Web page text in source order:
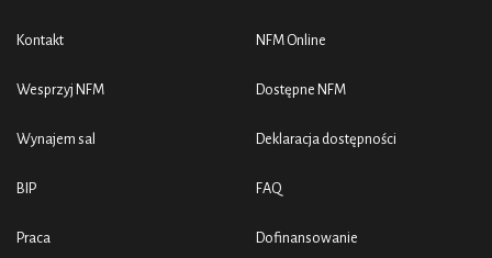
Kontakt
Wesprzyj NFM
Wynajem sal
BIP
Praca
NFM Online
Dostępne NFM
Deklaracja dostępności
FAQ
Dofinansowanie